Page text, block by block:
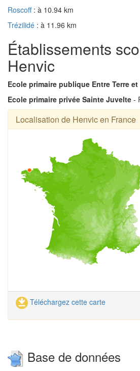
Roscoff : à 10.94 km
Trézilidé : à 11.96 km
Établissements
Henvic
Ecole primaire publique Entre Terre et
Ecole primaire privée Sainte Juvelte -
Localisation de Henvic en France
Téléchargez cette carte
Base de données